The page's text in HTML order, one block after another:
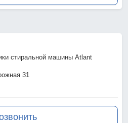
стиральной машины Atlant
31